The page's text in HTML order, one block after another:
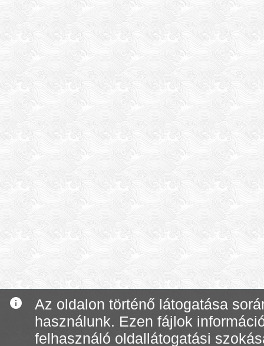
info
Az oldalon történő látogatása
használunk. Ezen fájlok
felhasználó oldallátogatási